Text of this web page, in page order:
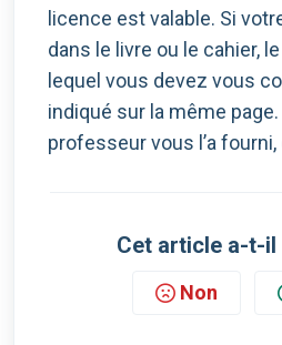
licence est valable. Si
dans le livre ou le cahier,
lequel vous devez vous
indiqué sur la même
professeur vous l’a
Cet article a-t-il
Non